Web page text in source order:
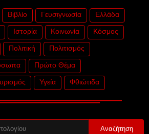
Βιβλίο Γευσιγνωσία Ελλάδα
Ιστορία Κοινωνία Κόσμος
Πολιτική Πολιτισμός
Πρώτο Θέμα
Υγεία Φθιώτιδα